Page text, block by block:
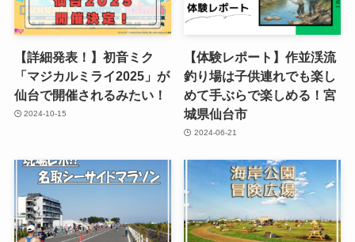
【詳細発表！】初音ミク
「マジカルミライ2025」が
仙台で開催されるみたい！
2024-10-15
【体験レポート】作並渓流
釣り場は子供連れでも楽し
めて手ぶらで楽しめる！宮
城県仙台市
2024-06-21